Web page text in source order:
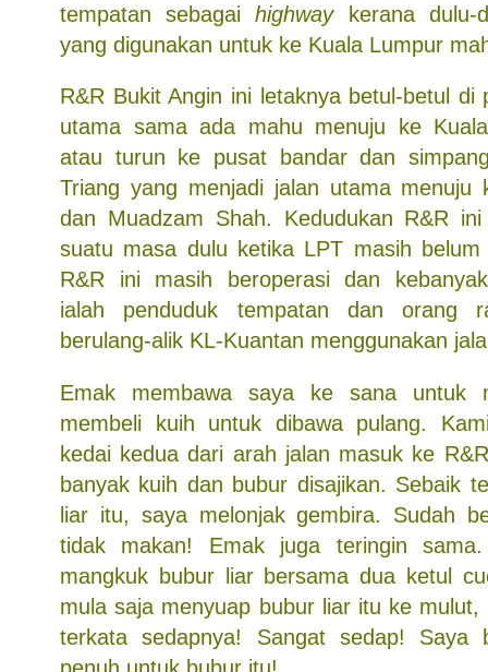
tempatan sebagaihighway kerana
yang digunakan untuk ke Kuala Lumpur
R&R Bukit Angin ini letaknya betul-betul di
utama sama ada mahu menuju ke
atau turun ke pusat bandar dan
Triang yang menjadi jalan utama menuju
dan Muadzam Shah. Kedudukan R&R
suatu masa dulu ketika LPT masih
R&R ini masih beroperasi dan
ialah penduduk tempatan dan orang
berulang-alik KL-Kuantan menggunakan
Emak membawa saya ke sana untuk
membeli kuih untuk dibawa pulang.
kedai kedua dari arah jalan masuk ke
banyak kuih dan bubur disajikan. Sebaik
liar itu, saya melonjak gembira. Sudah
tidak makan! Emak juga teringin
mangkuk bubur liar bersama dua ketul
mula saja menyuap bubur liar itu ke mulut,
terkata sedapnya! Sangat sedap! Saya
penuh untuk bubur itu!